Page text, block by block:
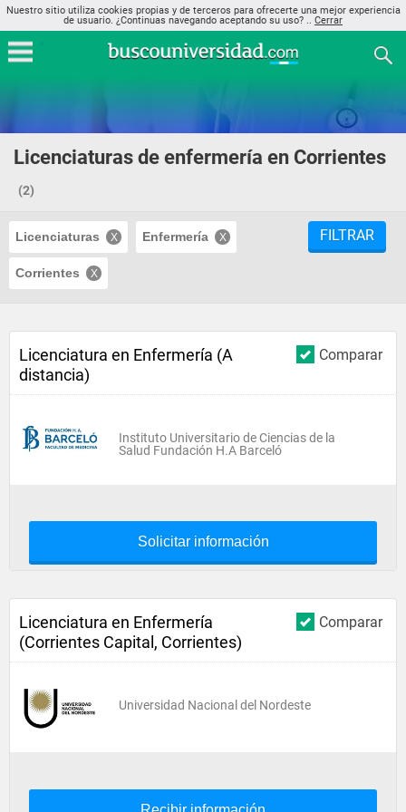
Nuestro sitio utiliza cookies propias y de terceros para ofrecerte una mejor experiencia
de usuario. ¿Continuas navegando aceptando su uso? .. Cerrar
Licenciaturas de enfermería en Corrientes
(2)
Licenciaturas Enfermería
Corrientes
FILTRAR
Comparar
Licenciatura en Enfermería (A
distancia)
Instituto Universitario de Ciencias de la
Salud Fundación H.A Barceló
Solicitar información
Comparar
Licenciatura en Enfermería
(Corrientes Capital, Corrientes)
Universidad Nacional del Nordeste